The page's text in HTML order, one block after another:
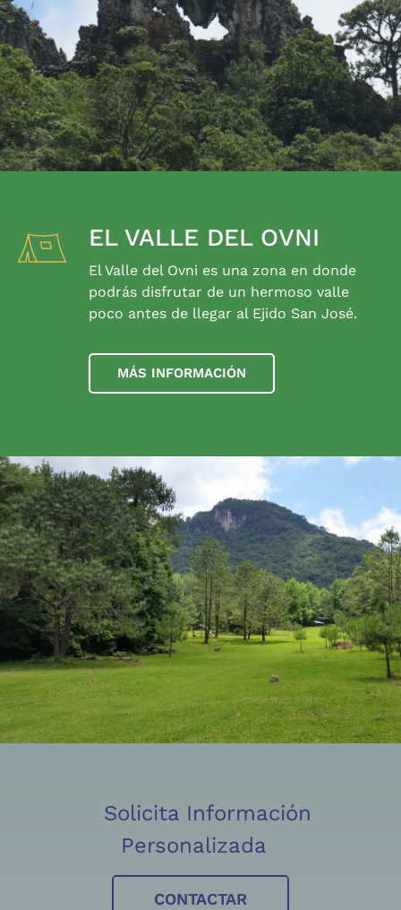
EL VALLE DEL OVNI
El Valle del Ovni es una zona en donde
podrás disfrutar de un hermoso valle
poco antes de llegar al Ejido San José.
MÁS INFORMACIÓN
Solicita Información
Personalizada
CONTACTAR